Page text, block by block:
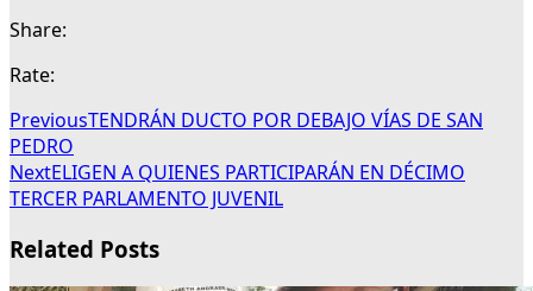
Share:
Rate:
PreviousTENDRÁN DUCTO POR DEBAJO VÍAS DE SAN
PEDRO
NextELIGEN A QUIENES PARTICIPARÁN EN DÉCIMO
TERCER PARLAMENTO JUVENIL
Related Posts